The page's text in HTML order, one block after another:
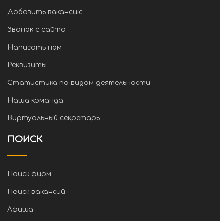
Добавить вакансию
Звонок с сайта
Написать нам
Реквизиты
Статистика по видам деятельности
Наша команда
Виртуальный секретарь
ПОИСК
Поиск фирм
Поиск вакансий
Афиша